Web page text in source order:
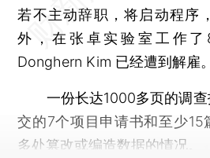
若不主动辞职，将启动程序
外，在张卓实验室工作
Donghern Kim 已经遭到解雇。
一份长达1000多页的调查
交的7个项目申请书和至少15
多处篡改或编造数据的情况。